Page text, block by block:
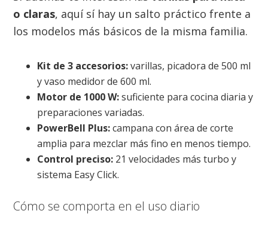
o claras, aquí sí hay un salto práctico frente a
los modelos más básicos de la misma familia.
Kit de 3 accesorios:varillas, picadora de 500 ml
y vaso medidor de 600 ml.
Motor de 1000 W:suficiente para cocina diaria y
preparaciones variadas.
PowerBell Plus:campana con área de corte
amplia para mezclar más fino en menos tiempo.
Control preciso: 21 velocidades más turbo y
sistema Easy Click.
Cómo se comporta en el uso diario